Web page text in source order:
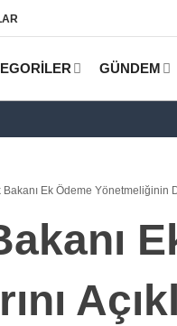
GÜNDEM
Bakanı Ek Ödeme Yönetmeliğinin